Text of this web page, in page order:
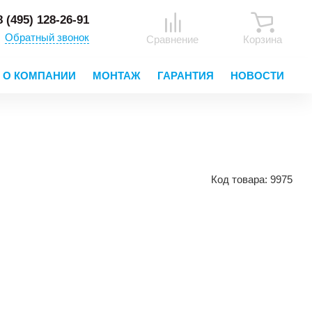
(495) 128-26-91
Обратный звонок Сравнение Корзина
О КОМПАНИИ МОНТАЖ ГАРАНТИЯ НОВОСТИ
Код товара: 9975